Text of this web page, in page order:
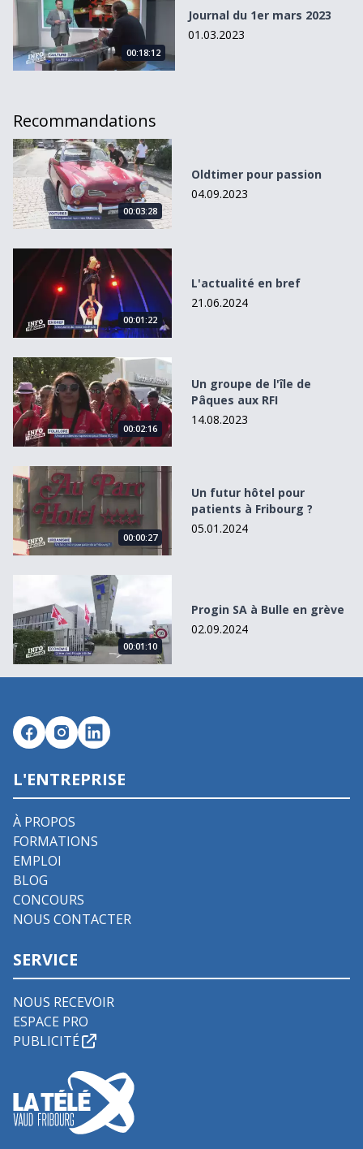
00:18:12
Journal du 1er mars 2023
01.03.2023
Recommandations
Oldtimer pour passion
00:03:28
Oldtimer pour passion
04.09.2023
L&#039;actualité en bref
00:01:22
L'actualité en bref
21.06.2024
Un groupe de l&#039;île de Pâques aux RFI
00:02:16
Un groupe de l'île de
Pâques aux RFI
14.08.2023
Un futur hôtel pour patients à Fribourg ?
00:00:27
Un futur hôtel pour
patients à Fribourg ?
05.01.2024
Progin SA à Bulle en grève
00:01:10
Progin SA à Bulle en grève
02.09.2024
L'ENTREPRISE
À PROPOS
FORMATIONS
EMPLOI
BLOG
CONCOURS
NOUS CONTACTER
SERVICE
NOUS RECEVOIR
ESPACE PRO
PUBLICITÉ